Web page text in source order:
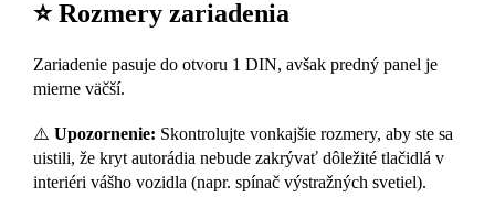
⭐ Rozmery zariadenia
Zariadenie pasuje do otvoru 1 DIN, avšak predný panel je
mierne väčší.
⚠️ Upozornenie: Skontrolujte vonkajšie rozmery, aby ste sa
uistili, že kryt autorádia nebude zakrývať dôležité tlačidlá v
interiéri vášho vozidla (napr. spínač výstražných svetiel).